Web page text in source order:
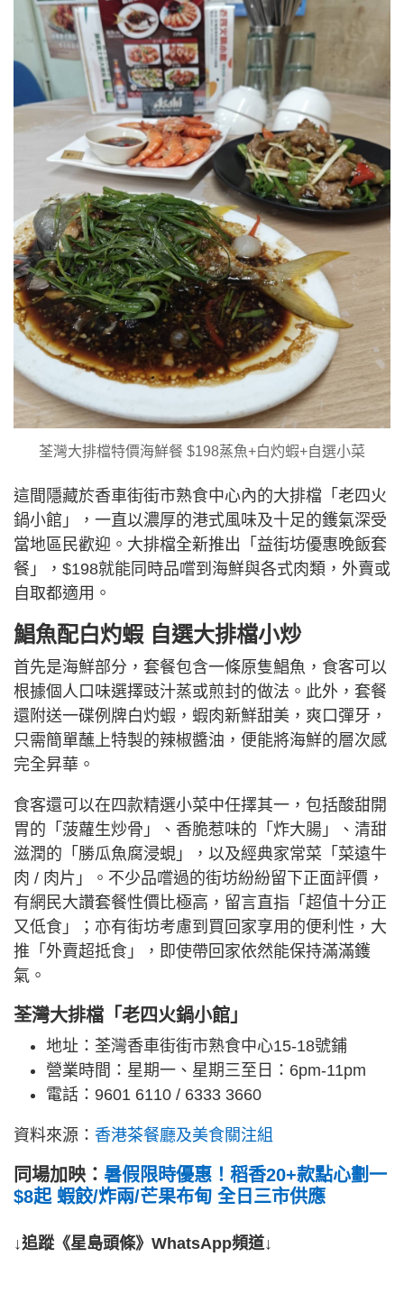
荃灣大排檔特價海鮮餐 $198蒸魚+白灼蝦+自選小菜
這間隱藏於香車街街市熟食中心內的大排檔「老四火
鍋小館」，一直以濃厚的港式風味及十足的鑊氣深受
當地區民歡迎。大排檔全新推出「益街坊優惠晚飯套
餐」，$198就能同時品嚐到海鮮與各式肉類，外賣或
自取都適用。
鯧魚配白灼蝦 自選大排檔小炒
首先是海鮮部分，套餐包含一條原隻鯧魚，食客可以
根據個人口味選擇豉汁蒸或煎封的做法。此外，套餐
還附送一碟例牌白灼蝦，蝦肉新鮮甜美，爽口彈牙，
只需簡單蘸上特製的辣椒醬油，便能將海鮮的層次感
完全昇華。
食客還可以在四款精選小菜中任擇其一，包括酸甜開
胃的「菠蘿生炒骨」、香脆惹味的「炸大腸」、清甜
滋潤的「勝瓜魚腐浸蜆」，以及經典家常菜「菜遠牛
肉 / 肉片」。不少品嚐過的街坊紛紛留下正面評價，
有網民大讚套餐性價比極高，留言直指「超值十分正
又低食」；亦有街坊考慮到買回家享用的便利性，大
推「外賣超抵食」，即使帶回家依然能保持滿滿鑊
氣。
荃灣大排檔「老四火鍋小館」
地址：荃灣香車街街市熟食中心15-18號鋪
營業時間：星期一、星期三至日：6pm-11pm
電話：9601 6110 / 6333 3660
資料來源： 香港茶餐廳及美食關注組
同場加映： 暑假限時優惠！稻香20+款點心劃一
$8起 蝦餃/炸兩/芒果布甸 全日三市供應
↓追蹤《星島頭條》WhatsApp頻道↓